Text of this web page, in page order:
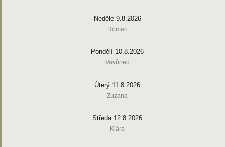
Neděle 9.8.2026
Roman
Pondělí 10.8.2026
Vavřinec
Úterý 11.8.2026
Zuzana
Středa 12.8.2026
Klára